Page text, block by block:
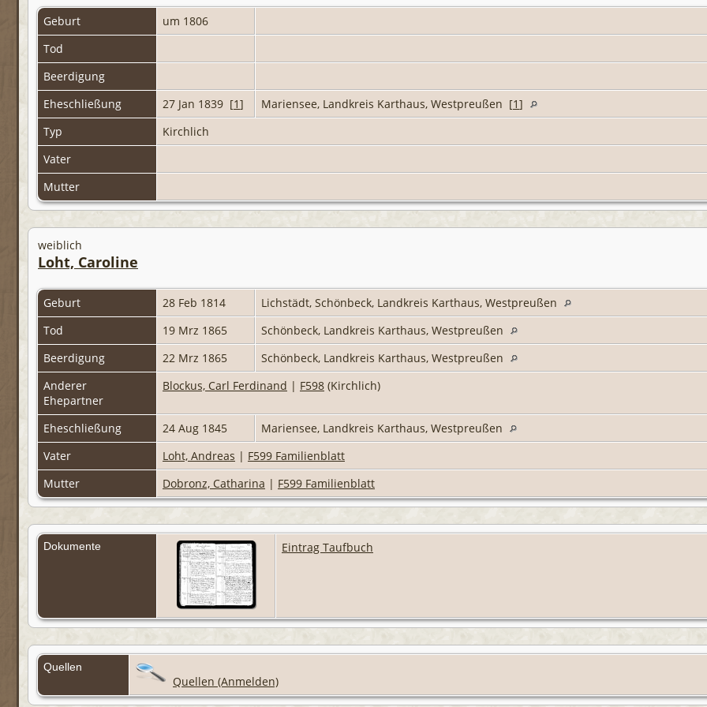
Geburt
um 1806
Tod
Beerdigung
Eheschließung
27 Jan 1839 [1] Mariensee, Landkreis Karthaus, Westpreußen [1]
Typ
Kirchlich
Vater
Mutter
weiblich
Loht, Caroline
Geburt 28 Feb 1814
Lichstädt, Schönbeck, Landkreis Karthaus, Westpreußen
Tod
19 Mrz 1865
Schönbeck, Landkreis Karthaus, Westpreußen
Beerdigung
22 Mrz 1865
Schönbeck, Landkreis Karthaus, Westpreußen
Anderer
Ehepartner
Blockus, Carl Ferdinand | F598 (Kirchlich)
Eheschließung 24 Aug 1845
Mariensee, Landkreis Karthaus, Westpreußen
Vater
Loht, Andreas | F599 Familienblatt
Mutter
Dobronz, Catharina | F599 Familienblatt
Dokumente Eintrag Taufbuch
Quellen
Quellen (Anmelden)